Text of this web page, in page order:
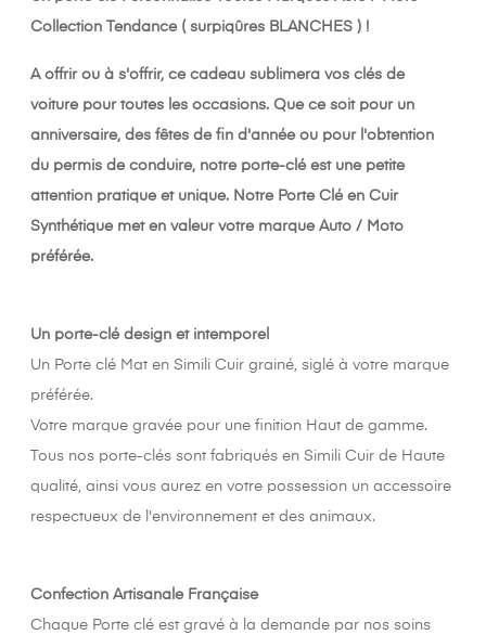
Collection Tendance ( surpiqûres BLANCHES ) !
A offrir ou à s'offrir, ce cadeau sublimera vos clés de
voiture pour toutes les occasions. Que ce soit pour un
anniversaire, des fêtes de fin d'année ou pour l'obtention
du permis de conduire, notre porte-clé est une petite
attention pratique et unique. Notre Porte Clé en Cuir
Synthétique met en valeur votre marque Auto / Moto
préférée.
Un porte-clé design et intemporel
Un Porte clé Mat en Simili Cuir grainé, siglé à votre marque
préférée.
Votre marque gravée pour une finition Haut de gamme.
Tous nos porte-clés sont fabriqués en Simili Cuir de Haute
qualité, ainsi vous aurez en votre possession un accessoire
respectueux de l'environnement et des animaux.
Confection Artisanale Française
Chaque Porte clé est gravé à la demande par nos soins